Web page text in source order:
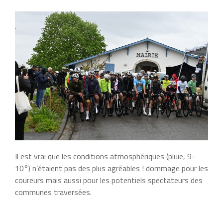
Il est vrai que les conditions atmosphériques (pluie, 9-
10°) n’étaient pas des plus agréables ! dommage pour les
coureurs mais aussi pour les potentiels spectateurs des
communes traversées.